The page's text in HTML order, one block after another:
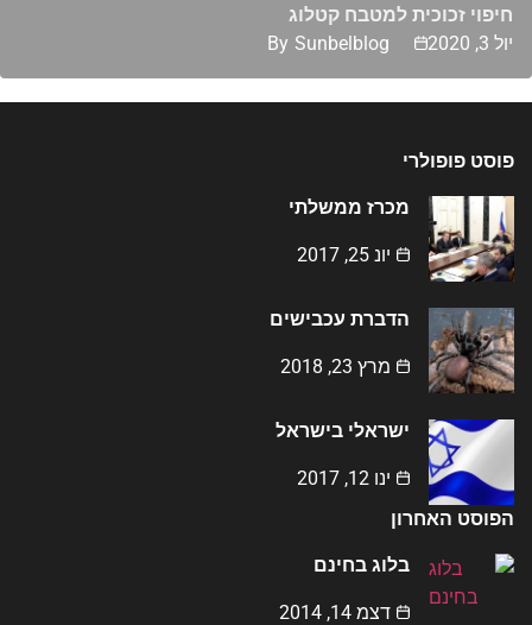
חיפוי זכוכית למטבח קטלוג
By Sunbelblog יול 3, 2020
פוסט פופולרי
מכרז ממשלתי
יונ 25, 2017
הדברת עכבישים
מרץ 23, 2018
ישראלי בישראל
ינו 12, 2017
הפוסט האחרון
בלוג בחינם
דצמ 14, 2014